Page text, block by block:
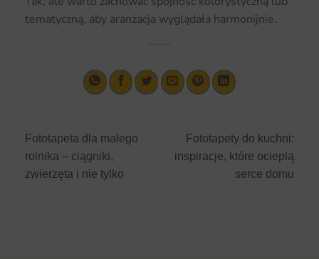
tematyczną, aby aranżacja wyglądała harmonijnie.
Fototapeta dla małego
rolnika – ciągniki,
zwierzęta i nie tylko
Fototapety do kuchni:
inspiracje, które ocieplą
serce domu